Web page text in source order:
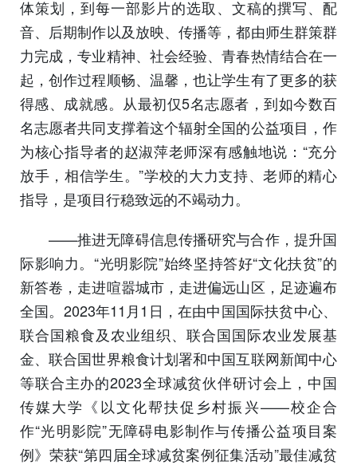
体策划，到每一部影片的选取、文稿的撰写、配
音、后期制作以及放映、传播等，都由师生群策群
力完成，专业精神、社会经验、青春热情结合在一
起，创作过程顺畅、温馨，也让学生有了更多的获
得感、成就感。从最初仅5名志愿者，到如今数百
名志愿者共同支撑着这个辐射全国的公益项目，作
为核心指导者的赵淑萍老师深有感触地说：“充分
放手，相信学生。”学校的大力支持、老师的精心
指导，是项目行稳致远的不竭动力。
——推进无障碍信息传播研究与合作，提升国
际影响力。“光明影院”始终坚持答好“文化扶贫”的
新答卷，走进喧嚣城市，走进偏远山区，足迹遍布
全国。2023年11月1日，在由中国国际扶贫中心、
联合国粮食及农业组织、联合国国际农业发展基
金、联合国世界粮食计划署和中国互联网新闻中心
等联合主办的2023全球减贫伙伴研讨会上，中国
传媒大学《以文化帮扶促乡村振兴——校企合
作“光明影院”无障碍电影制作与传播公益项目案
例》荣获“第四届全球减贫案例征集活动”最佳减贫